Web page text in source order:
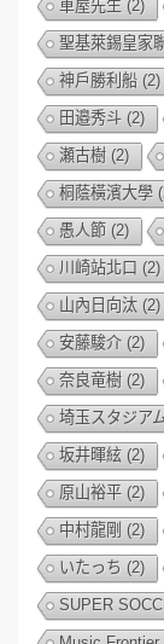
車屋先生 (2)
聖基萊錫皇家
神戶勝利船 (2)
田邉秀斗 (2)
瀬古樹 (2)
桐蔭橫濱大學
愚人節 (2)
川崎站北口 (2)
山內日向汰 (2)
安藤駿介 (2)
奈良竜樹 (2)
埼玉スタジア
坂井暉絃 (2)
原山裕平 (2)
中村龍剛 (2)
いたっち (2)
SUPER